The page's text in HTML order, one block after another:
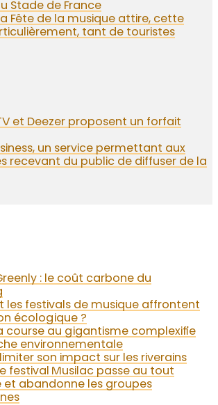
Stade de France
Fête de la musique attire, cette
tant de touristes
et Deezer proposent un forfait
un service permettant aux
recevant du public de diffuser de la
: le coût carbone du
les festivals de musique affrontent
écologique ?
course au gigantisme complexifie
environnementale
limiter son impact sur les riverains
festival Musilac passe au tout
et abandonne les groupes